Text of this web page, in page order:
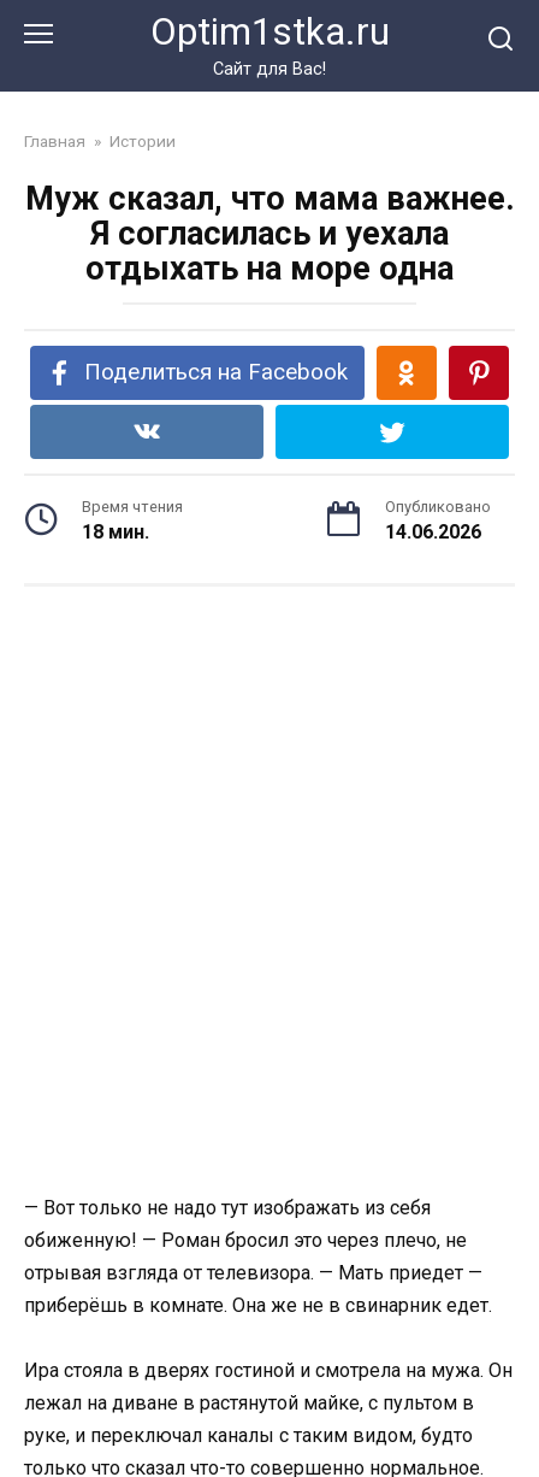
Optim1stka.ru
Сайт для Вас!
Главная » Истории
Муж сказал, что мама важнее.
Я согласилась и уехала
отдыхать на море одна
Поделиться на Facebook
Время чтения
18 мин.
Опубликовано
14.06.2026
— Вот только не надо тут изображать из себя
обиженную! — Роман бросил это через плечо, не
отрывая взгляда от телевизора. — Мать приедет —
приберёшь в комнате. Она же не в свинарник едет.
Ира стояла в дверях гостиной и смотрела на мужа. Он
лежал на диване в растянутой майке, с пультом в
руке, и переключал каналы с таким видом, будто
только что сказал что-то совершенно нормальное.